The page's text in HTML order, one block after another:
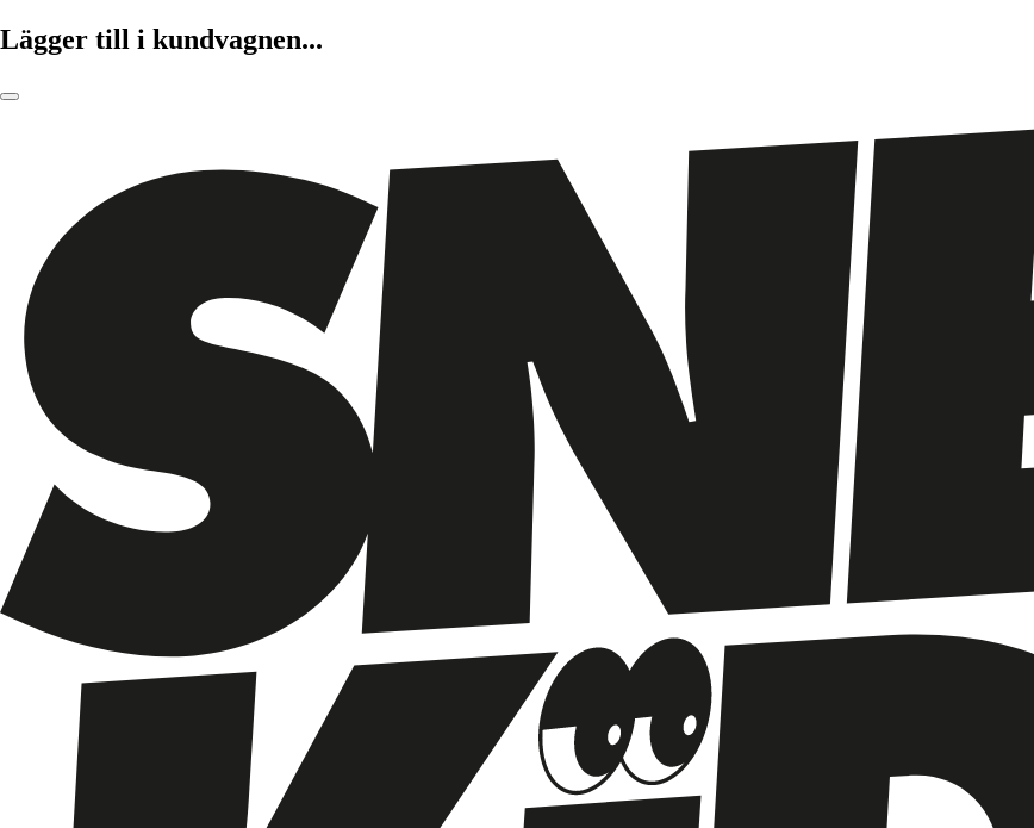
Lägger till i kundvagnen...